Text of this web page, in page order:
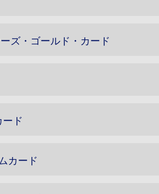
ズ・ゴールド・カード
ド
カード